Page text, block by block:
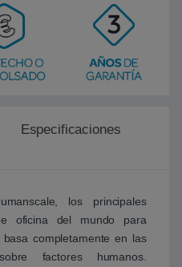
Especificaciones
los principales
oficina del mundo para
completamente en las
factores humanos.